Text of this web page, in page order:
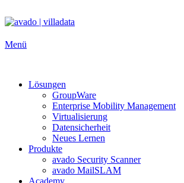
Inhalt
Menü
Lösungen
GroupWare
Enterprise Mobility Management
Virtualisierung
Datensicherheit
Neues Lernen
Produkte
avado Security Scanner
avado MailSLAM
Academy